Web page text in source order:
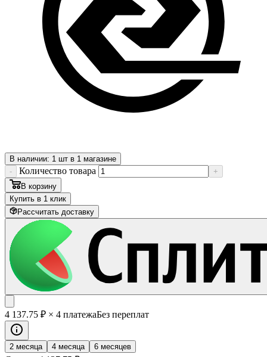
В наличии: 1 шт в 1 магазине
-
Количество товара
+
В корзину
Купить в 1 клик
Рассчитать доставку
4 137.75 ₽ × 4 платежаБез переплат
2 месяца 4 месяца 6 месяцев